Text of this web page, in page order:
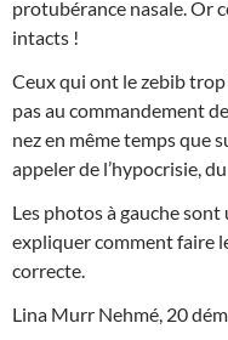
protubérance nasale. Or
intacts !
Ceux qui ont le zebib trop
pas au commandement
nez en même temps que
appeler de l’hypocrisie,
Les photos à gauche
expliquer comment faire
correcte.
Lina Murr Nehmé, 20